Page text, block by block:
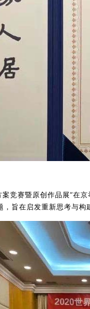
竞赛暨原创作品展”在
旨在启发重新思考与